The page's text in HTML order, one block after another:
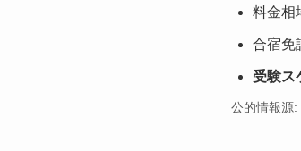
料金相
合宿免
受験ス
公的情報源: